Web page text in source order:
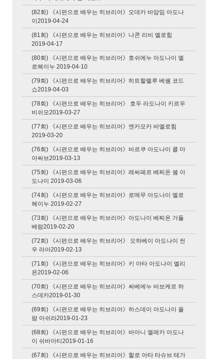
(82회) 《시편으로 배우는 히브리어》오데카 바암밈 아도나
이2019-04-24
(81회) 《시편으로 배우는 히브리어》나콘 리비 엘로힘
2019-04-17
(80회) 《시편으로 배우는 히브리어》호쉬에누 아도나이 엘
로헤이누 2019-04-10
(79회) 《시편으로 배우는 히브리어》히트할렐루 베쉠 코드
쇼2019-04-03
(78회) 《시편으로 배우는 히브리어》 호두 라도나이 키르우
비쉬모2019-03-27
(77회) 《시편으로 배우는 히브리어》엔카모카 바엘로힘
2019-03-20
(76회) 《시편으로 배우는 히브리어》바르쿠 아도나이 콜 마
아싸브2019-03-13
(75회) 《시편으로 배우는 히브리어》레싸페르 베찌온 쉠 아
도나이 2019-03-06
(74회) 《시편으로 배우는 히브리어》로메무 아도나이 엘로
헤이누 2019-02-27
(73회) 《시편으로 배우는 히브리어》아도나이 베찌온 가돌
베람2019-02-20
(72회) 《시편으로 배우는 히브리어》 오하베이 아도나이 씬
우 라아2019-02-13
(71회) 《시편으로 배우는 히브리어》키 아타 아도나이 엘리
욘2019-02-06
(70회) 《시편으로 배우는 히브리어》싸베에누 바보케르 하
스데카2019-01-30
(69회) 《시편으로 배우는 히브리어》하스데이 아도나이 올
람 아쉬라2019-01-23
(68회) 《시편으로 배우는 히브리어》바아니 엘레카 아도나
이 쉬바아티2019-01-16
(67회) 《시편으로 배우는 히브리어》할로 아타 타슈브 테가